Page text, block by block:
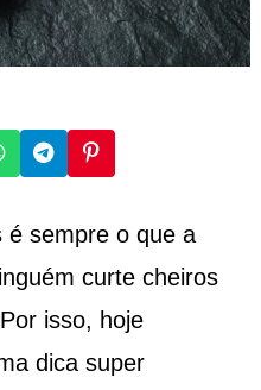
é sempre o que a
curte cheiros
isso, hoje
dica super